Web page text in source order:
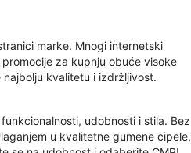
marke. Mnogi internetski
za kupnju obuće visoke
kvalitetu i izdržljivost.
udobnosti i stila. Bez
u kvalitetne gumene cipele,